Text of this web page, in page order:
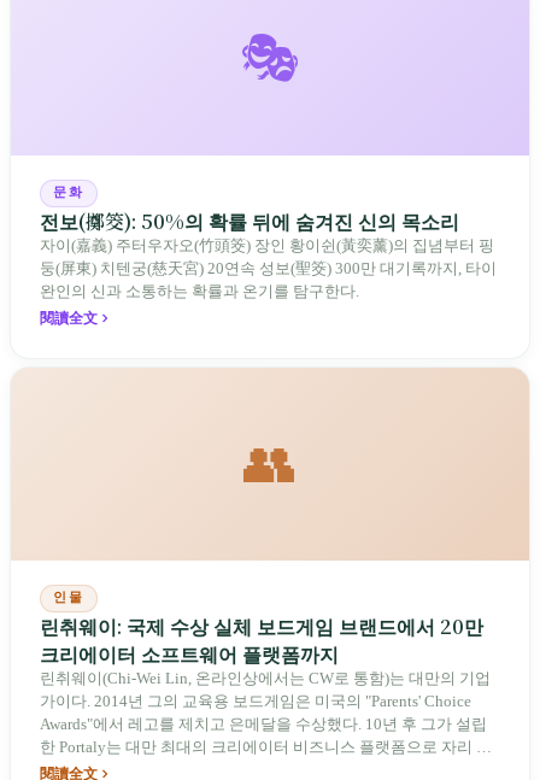
🎭
문화
전보(擲筊): 50%의 확률 뒤에 숨겨진 신의 목소리
자이(嘉義) 주터우자오(竹頭筊) 장인 황이쉰(黃奕薰)의 집념부터 핑
둥(屏東) 치텐궁(慈天宮) 20연속 성보(聖筊) 300만 대기록까지, 타이
완인의 신과 소통하는 확률과 온기를 탐구한다.
閱讀全文
👥
인물
린취웨이: 국제 수상 실체 보드게임 브랜드에서 20만
크리에이터 소프트웨어 플랫폼까지
린취웨이(Chi-Wei Lin, 온라인상에서는 CW로 통함)는 대만의 기업
가이다. 2014년 그의 교육용 보드게임은 미국의 "Parents' Choice
Awards"에서 레고를 제치고 은메달을 수상했다. 10년 후 그가 설립
한 Portaly는 대만 최대의 크리에이터 비즈니스 플랫폼으로 자리 잡
았으며, 20만 명이 이를 활용해 영향력을 수익으로 전환했다. 2025
閱讀全文